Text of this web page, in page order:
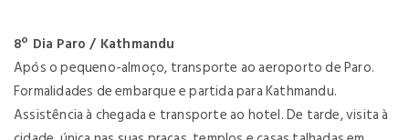
8º Dia Paro / Kathmandu
Após o pequeno-almoço, transporte ao aeroporto de Paro.
Formalidades de embarque e partida para Kathmandu.
Assistência à chegada e transporte ao hotel. De tarde, visita à